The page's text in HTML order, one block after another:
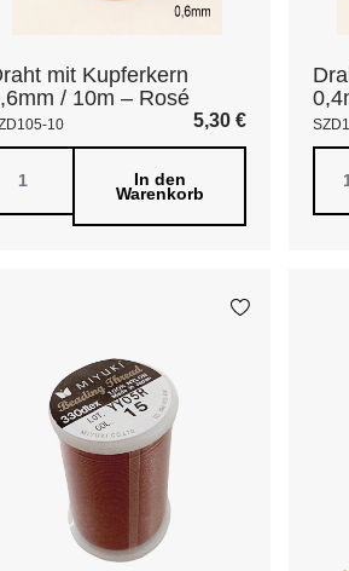
mit Kupferkern
/ 10m – Rosé
10 5,30 €
In den
Warenkorb